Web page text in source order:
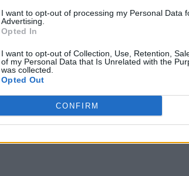
I want to opt-out of processing my Personal Data
Advertising.
Opted In
I want to opt-out of Collection, Use, Retention,
of my Personal Data that Is Unrelated with the
was collected.
Opted Out
CONFIRM